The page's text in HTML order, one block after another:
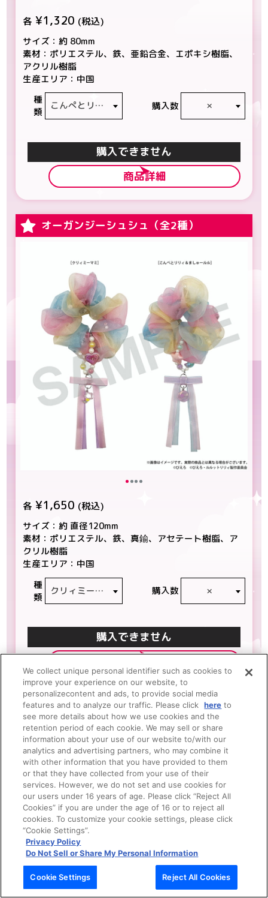
各 ¥1,320 (税込)
サイズ：約 80mm
素材：ポリエステル、鉄、亜鉛合金、エポキシ樹脂、
アクリル樹脂
生産エリア：中国
種
類
こんぺとリリィ 購入数 ×
カートに入れる
商品詳細
オーガンジーシュシュ（全2種）
各 ¥1,650 (税込)
サイズ：約 直径120mm
素材：ポリエステル、鉄、真鍮、アセテート樹脂、ア
クリル樹脂
生産エリア：中国
種
類
クリィミーマミ 購入数 ×
カートに入れる
魔法の姉妹ルルットリリィ フォトグレイ風
カードセット
We collect unique personal identifier such as cookies to
improve your experience on our website, to
personalizecontent and ads, to provide social media
features and to analyze our traffic. Please click here to
see more details about how we use cookies and the
retention period of each cookie. We may sell or share
information about your use of our website to/with our
analytics and advertising partners, who may combine it
with other information that you have provided to them
or that they have collected from your use of their
services. However, we do not set and use cookies for
our users under 16 years of age. Please click “Reject All
Cookies” if you are under the age of 16 or to reject all
cookies. To customize your cookie settings, please click
“Cookie Settings”.
Privacy Policy
Do Not Sell or Share My Personal Information
Cookie Settings Reject All Cookies